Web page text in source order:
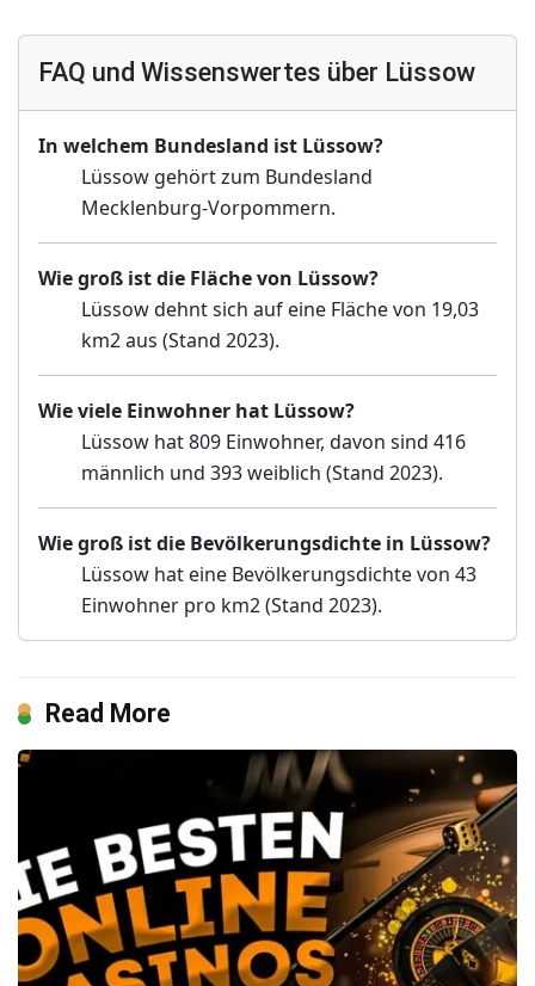
FAQ und Wissenswertes über Lüssow
In welchem Bundesland ist Lüssow?
Lüssow gehört zum Bundesland
Mecklenburg-Vorpommern.
Wie groß ist die Fläche von Lüssow?
Lüssow dehnt sich auf eine Fläche von 19,03
km2 aus (Stand 2023).
Wie viele Einwohner hat Lüssow?
Lüssow hat 809 Einwohner, davon sind 416
männlich und 393 weiblich (Stand 2023).
Wie groß ist die Bevölkerungsdichte in Lüssow?
Lüssow hat eine Bevölkerungsdichte von 43
Einwohner pro km2 (Stand 2023).
Read More